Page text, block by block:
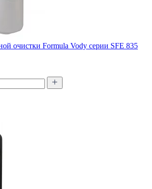
очистки Formula Vody серии SFE 835